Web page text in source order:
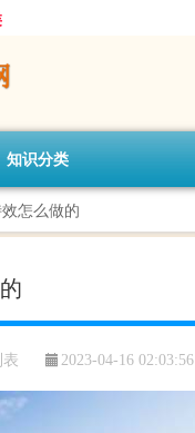
知识分类
怎么做的
2023-04-16 02:03:56